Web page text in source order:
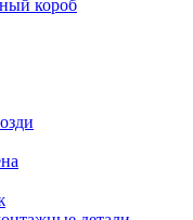
короб